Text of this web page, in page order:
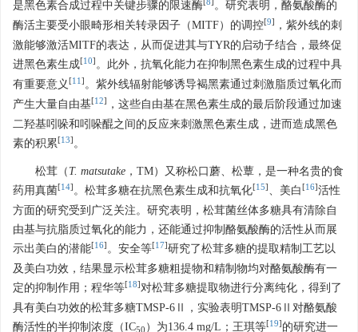
是黑色素合成过程中关键步骤的限速酶[8] 。研究表明，酪氨酸酶的
酶活主要受小眼畸形相关转录因子（MITF）的调控[9]
，紫外线的刺
激能够激活MITF的表达，从而促进其与TYR的启动子结合，最终促
进黑色素生成[10] 。此外，抗氧化能力在抑制黑色素生成的过程中具
有重要意义 [11 ] 。紫外线辐射能够诱导褐黑素通过刺激脂质过氧化而
产生大量自由基[12]
，这些自由基在黑色素生成的最后阶段通过加速
二羟基吲哚和吲哚醌之间的反应来刺激黑色素生成，进而造成黑色
素的积累[13] 。
松茸（ T. matsutake ，TM）又称松口蘑、松蕈，是一种名贵的食
药用真菌[14] 。松茸多糖在抗黑色素生成和抗氧化[15] 、美白 [16]活性
方面的研究受到广泛关注。研究表明，松茸菌丝体多糖具有清除自
由基与抗脂质过氧化的能力，还能通过抑制酪氨酸酶的活性从而展
示出美白的潜能[16] 。安全等[17]研究了松茸多糖的提取精制工艺以
及美白功效，结果显示松茸多糖粗提物和精制物均对酪氨酸酶有一
定的抑制作用；程华等[18]对松茸多糖提取物进行分离纯化，得到了
具有美白功效的松茸多糖TMSP-6Ⅱ，实验表明TMSP-6Ⅱ对酪氨酸
酶活性的半抑制浓度（IC50 ）为136.4 mg/L；王琪等[19] 的研究进一